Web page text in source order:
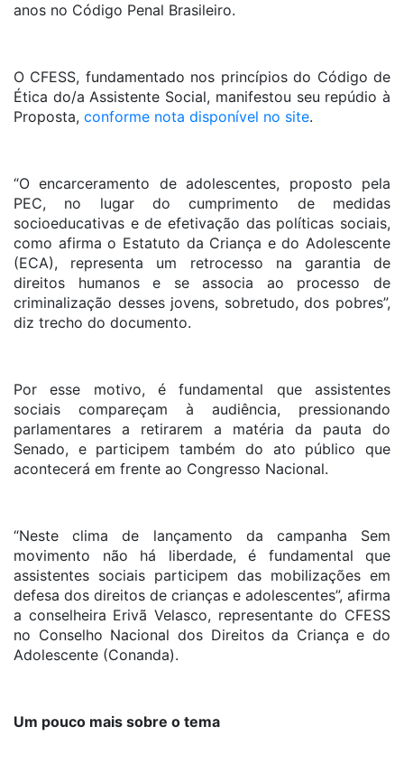
anos no Código Penal Brasileiro.
O CFESS, fundamentado nos princípios do Código de
Ética do/a Assistente Social, manifestou seu repúdio à
Proposta, conforme nota disponível no site.
“O encarceramento de adolescentes, proposto pela
PEC, no lugar do cumprimento de medidas
socioeducativas e de efetivação das políticas sociais,
como afirma o Estatuto da Criança e do Adolescente
(ECA), representa um retrocesso na garantia de
direitos humanos e se associa ao processo de
criminalização desses jovens, sobretudo, dos pobres”,
diz trecho do documento.
Por esse motivo, é fundamental que assistentes
sociais compareçam à audiência, pressionando
parlamentares a retirarem a matéria da pauta do
Senado, e participem também do ato público que
acontecerá em frente ao Congresso Nacional.
“Neste clima de lançamento da campanha Sem
movimento não há liberdade, é fundamental que
assistentes sociais participem das mobilizações em
defesa dos direitos de crianças e adolescentes”, afirma
a conselheira Erivã Velasco, representante do CFESS
no Conselho Nacional dos Direitos da Criança e do
Adolescente (Conanda).
Um pouco mais sobre o tema